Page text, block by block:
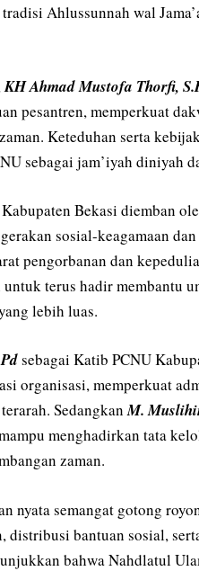
Ahlussunnah wal
KH Ahmad Mustofa Thorfi,
pesantren, memperkuat
Keteduhan serta
sebagai jam’iyah diniyah
Bekasi diemban
sosial-keagamaan dan
pengorbanan dan
terus hadir membantu
lebih luas.
sebagai Katib PCNU
organisasi, memperkuat
SedangkanM.
menghadirkan tata
zaman.
nyata semangat gotong
bantuan sosial,
bahwa Nahdlatul